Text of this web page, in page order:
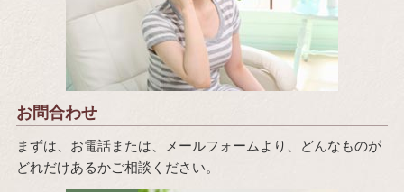
お問合わせ
まずは、お電話または、メールフォームより、どんなものが
どれだけあるかご相談ください。